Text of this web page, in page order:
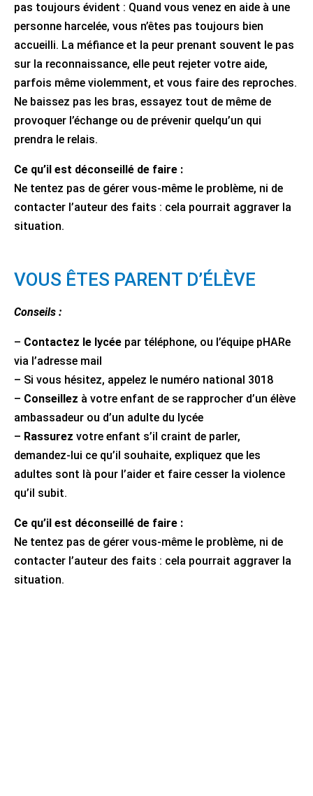
pas toujours évident : Quand vous venez en aide à une
personne harcelée, vous n’êtes pas toujours bien
accueilli. La méfiance et la peur prenant souvent le pas
sur la reconnaissance, elle peut rejeter votre aide,
parfois même violemment, et vous faire des reproches.
Ne baissez pas les bras, essayez tout de même de
provoquer l’échange ou de prévenir quelqu’un qui
prendra le relais.
Ce qu’il est déconseillé de faire :
Ne tentez pas de gérer vous-même le problème, ni de
contacter l’auteur des faits : cela pourrait aggraver la
situation.
VOUS ÊTES PARENT D’ÉLÈVE
Conseils :
– Contactez le lycée par téléphone, ou l’équipe pHARe
via l’adresse mail
– Si vous hésitez, appelez le numéro national 3018
– Conseillez à votre enfant de se rapprocher d’un élève
ambassadeur ou d’un adulte du lycée
– Rassurez votre enfant s’il craint de parler,
demandez-lui ce qu’il souhaite, expliquez que les
adultes sont là pour l’aider et faire cesser la violence
qu’il subit.
Ce qu’il est déconseillé de faire :
Ne tentez pas de gérer vous-même le problème, ni de
contacter l’auteur des faits : cela pourrait aggraver la
situation.